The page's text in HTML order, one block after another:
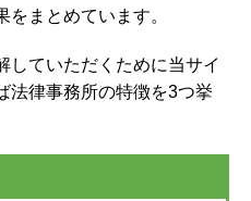
まとめています。
していただくために当サイ
法律事務所の特徴を3つ挙